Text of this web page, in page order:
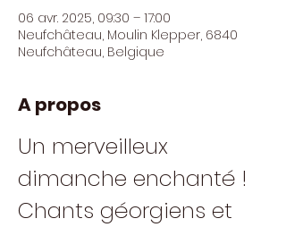
06 avr. 2025, 09:30 – 17:00
Neufchâteau, Moulin Klepper, 6840
Neufchâteau, Belgique
A propos
Un merveilleux
dimanche enchanté !
Chants géorgiens et